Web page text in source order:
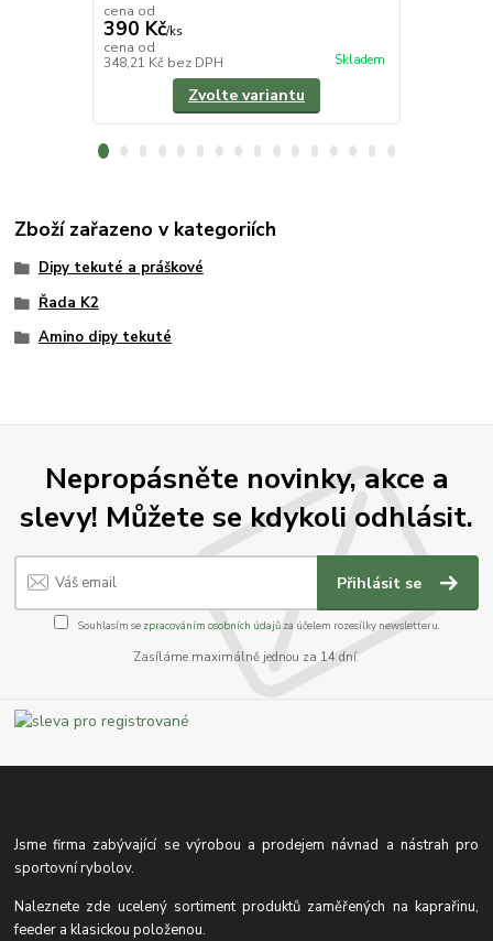
cena od
390 Kč/ks
cena od
348,21 Kč bez DPH Skladem
Zvolte variantu
Zboží zařazeno v kategoriích
Dipy tekuté a práškové
Řada K2
Amino dipy tekuté
Nepropásněte novinky, akce a
slevy! Můžete se kdykoli odhlásit.
Přihlásit se
Souhlasím se zpracováním osobních údajůza účelem rozesílky newsletteru.
Zasíláme maximálně jednou za 14 dní.
Jsme firma zabývající se výrobou a prodejem návnad a nástrah pro
sportovní rybolov.
Naleznete zde ucelený sortiment produktů zaměřených na kaprařinu,
feeder a klasickou položenou.